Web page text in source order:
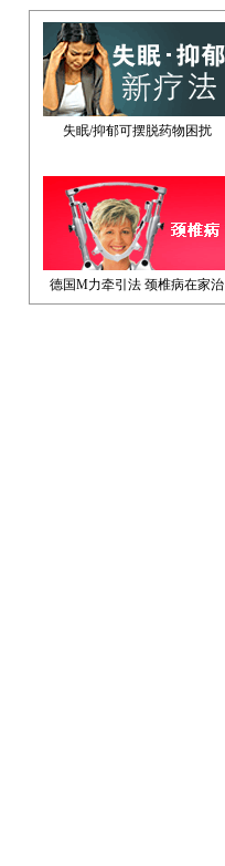
失眠/抑郁可摆脱药物困扰
德国M力牵引法 颈椎病在家治